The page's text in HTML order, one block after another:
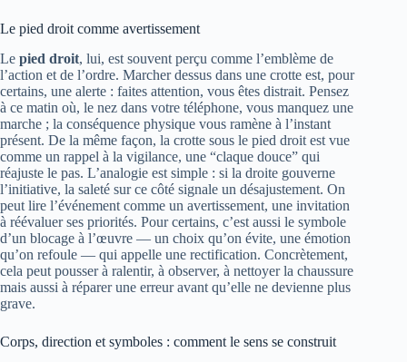
Le pied droit comme avertissement
Le pied droit, lui, est souvent perçu comme l’emblème de
l’action et de l’ordre. Marcher dessus dans une crotte est, pour
certains, une alerte : faites attention, vous êtes distrait. Pensez
à ce matin où, le nez dans votre téléphone, vous manquez une
marche ; la conséquence physique vous ramène à l’instant
présent. De la même façon, la crotte sous le pied droit est vue
comme un rappel à la vigilance, une “claque douce” qui
réajuste le pas. L’analogie est simple : si la droite gouverne
l’initiative, la saleté sur ce côté signale un désajustement. On
peut lire l’événement comme un avertissement, une invitation
à réévaluer ses priorités. Pour certains, c’est aussi le symbole
d’un blocage à l’œuvre — un choix qu’on évite, une émotion
qu’on refoule — qui appelle une rectification. Concrètement,
cela peut pousser à ralentir, à observer, à nettoyer la chaussure
mais aussi à réparer une erreur avant qu’elle ne devienne plus
grave.
Corps, direction et symboles : comment le sens se construit